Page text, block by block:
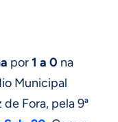
por1 a 0 na
Municipal
Fora, pela 9ª